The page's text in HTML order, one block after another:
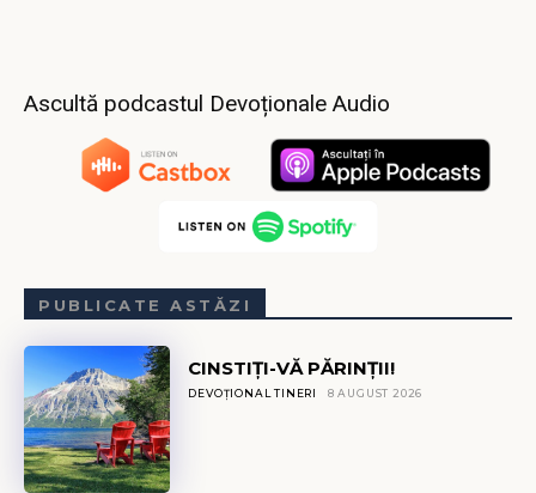
Ascultă podcastul Devoționale Audio
PUBLICATE ASTĂZI
CINSTIȚI-VĂ PĂRINȚII!
DEVOȚIONAL TINERI 8 AUGUST 2026